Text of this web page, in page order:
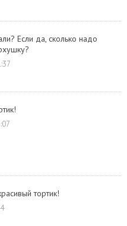
Если да, сколько надо
тортик!